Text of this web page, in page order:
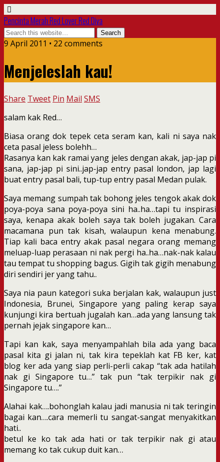
Pencinta Merah Red Lover Red Diva
9 April 2011 • 22 comments
Menjeleslah kau!
Share Tweet Pin Mail SMS
salam kak Red…
Biasa orang dok tepek ceta seram kan, kali ni saya nak
ceta pasal jeless bolehh…
Rasanya kan kak ramai yang jeles dengan akak, jap-jap pi
sana, jap-jap pi sini..jap-jap entry pasal london, jap lagi
buat entry pasal bali, tup-tup entry pasal Medan pulak.
Saya memang sumpah tak bohong jeles tengok akak dok
poya-poya sana poya-poya sini ha..ha…tapi tu inspirasi
saya, kenapa akak boleh saya tak boleh jugakan. Cara
macamana pun tak kisah, walaupun kena menabung.
Tiap kali baca entry akak pasal negara orang memang
meluap-luap perasaan ni nak pergi ha..ha…nak-nak kalau
tau tempat tu shopping bagus. Gigih tak gigih menabung
diri sendiri jer yang tahu..
Saya nia paun kategori suka berjalan kak, walaupun just
Indonesia, Brunei, Singapore yang paling kerap saya
kunjungi kira bertuah jugalah kan…ada yang lansung tak
pernah jejak singapore kan…
Tapi kan kak, saya menyampahlah bila ada yang baca
pasal kita gi jalan ni, tak kira tepeklah kat FB ker, kat
blog ker ada yang siap perli-perli cakap “tak ada hatilah
nak gi Singapore tu…” tak pun “tak terpikir nak gi
Singapore tu….”
Alahai kak….bohonglah kalau jadi manusia ni tak teringin
bagai kan….cara memerli tu sangat-sangat menyakitkan
hati..
betul ke ko tak ada hati or tak terpikir nak gi atau
memang ko tak cukup duit kan…